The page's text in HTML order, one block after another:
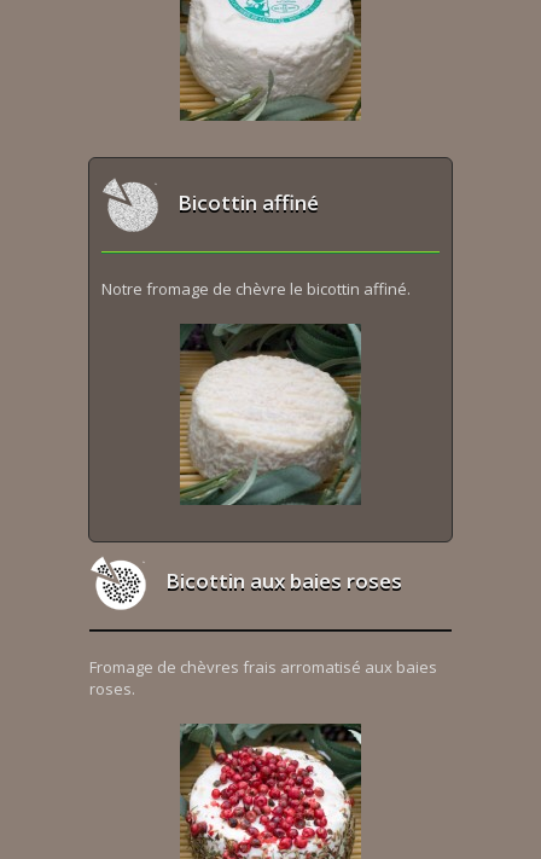
Bicottin affiné
Notre fromage de chèvre le bicottin affiné.
Bicottin aux baies roses
Fromage de chèvres frais arromatisé aux baies
roses.